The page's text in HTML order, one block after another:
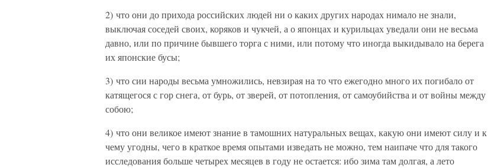
2) что они до прихода российских людей ни о каких других народах нимало не знали,
выключая соседей своих, коряков и чукчей, а о японцах и курильцах уведали они не весьма
давно, или по причине бывшего торга с ними, или потому что иногда выкидывало на берега
их японские бусы;
3) что сии народы весьма умножились, невзирая на то что ежегодно много их погибало от
катящегося с гор снега, от бурь, от зверей, от потопления, от самоубийства и от войны между
собою;
4) что они великое имеют знание в тамошних натуральных вещах, какую они имеют силу и к
чему угодны, чего в краткое время опытами изведать не можно, тем наипаче что для такого
исследования больше четырех месяцев в году не остается: ибо зима там долгая, а лето